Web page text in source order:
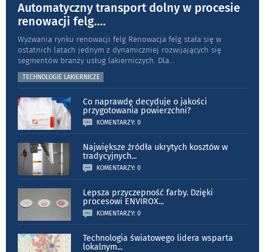
Automatyczny transport dolny w procesie
renowacji felg....
Wyzwania rynku renowacji felg Renowacja felg stała się w
ostatnich latach jednym z dynamiczniej rozwijających się
segmentów branży usług lakierniczych. Dla...
TECHNOLOGIE LAKIERNICZE
Co naprawdę decyduje o jakości
przygotowania powierzchni?
KOMENTARZY: 0
Największe źródła ukrytych kosztów w
tradycyjnych...
KOMENTARZY: 0
Lepsza przyczepność farby. Dzięki
procesowi ENVIROX...
KOMENTARZY: 0
Technologia światowego lidera wsparta
lokalnym...